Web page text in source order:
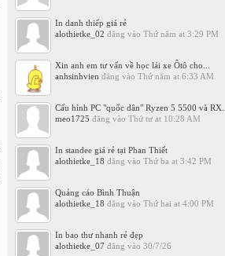
In danh thiếp giá rẻ
alothietke_02 đăng vào Thứ năm at 3:29 PM
Xin anh em tư vấn về học lái xe Ôtô cho...
anhsinhvien đăng vào Thứ năm at 6:33 AM
Cấu hình PC "quốc dân" Ryzen 5 5500 và RX...
meo1725 đăng vào Thứ tư at 10:28 AM
In standee giá rẻ tại Phan Thiết
alothietke_18 đăng vào Thứ ba at 3:42 PM
Quảng cáo Bình Thuận
alothietke_18 đăng vào Thứ hai at 4:00 PM
In bao thư nhanh rẻ đẹp
alothietke_07 đăng vào 30/7/26